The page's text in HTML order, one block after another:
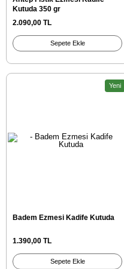
Kutuda 350 gr
2.090,00 TL
Sepete Ekle
Yeni
Badem Ezmesi Kadife Kutuda
1.390,00 TL
Sepete Ekle